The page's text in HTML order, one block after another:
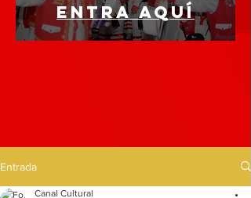
Entra aquí
Entrada
Canal Cultural